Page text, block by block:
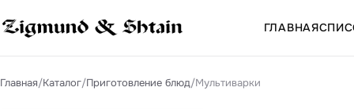
ГЛАВНАЯ
Главная/Каталог/Приготовление блюд/Мультиварки